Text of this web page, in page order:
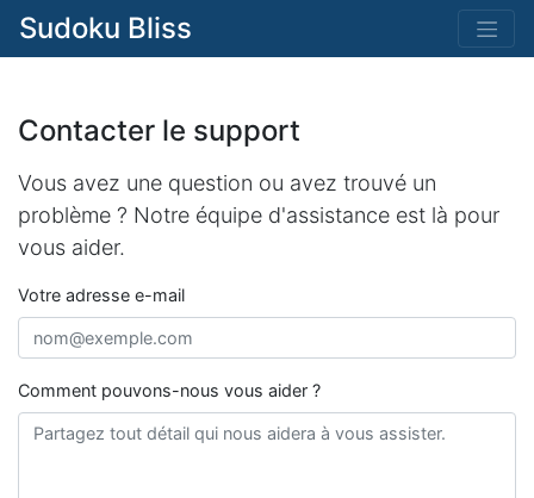
Sudoku Bliss
Contacter le support
Vous avez une question ou avez trouvé un
problème ? Notre équipe d'assistance est là pour
vous aider.
Votre adresse e-mail
Comment pouvons-nous vous aider ?